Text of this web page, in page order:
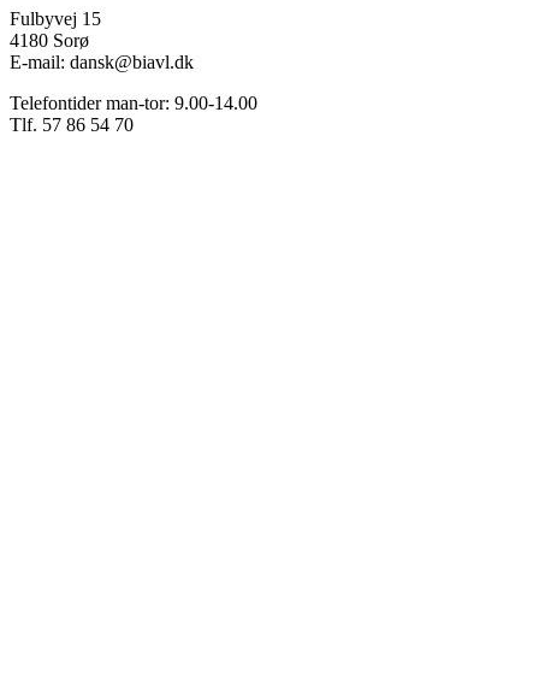
Fulbyvej 15
4180 Sorø
E-mail: dansk@biavl.dk
Telefontider man-tor: 9.00-14.00
Tlf. 57 86 54 70